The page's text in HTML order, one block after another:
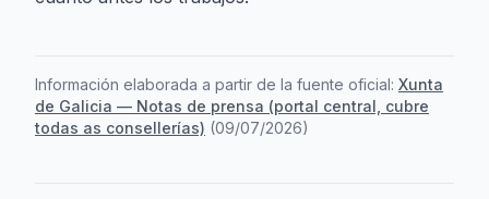
Información elaborada a partir de la fuente oficial: Xunta
de Galicia — Notas de prensa (portal central, cubre
todas as consellerías) (09/07/2026)